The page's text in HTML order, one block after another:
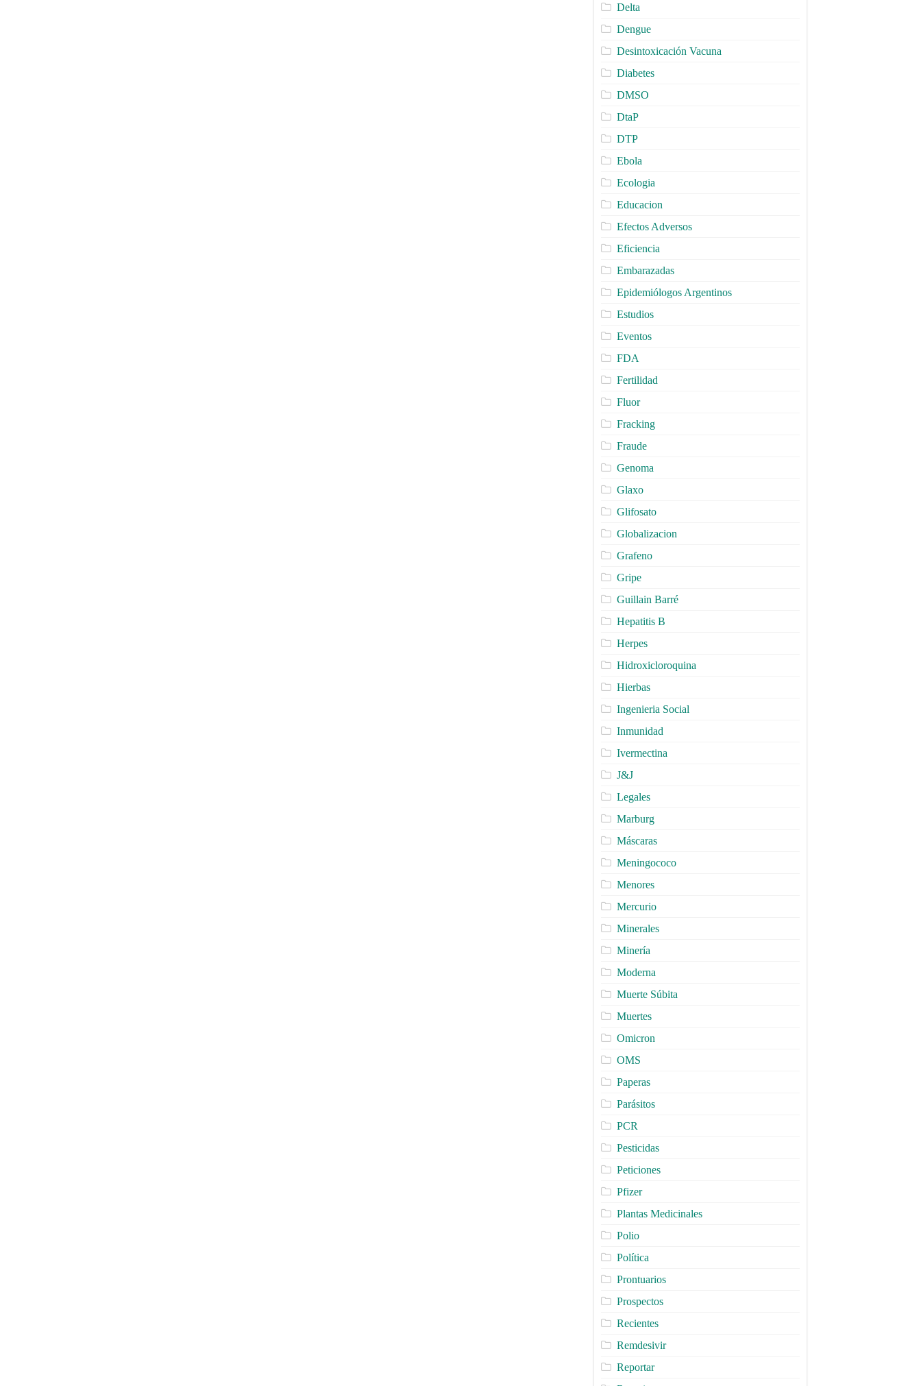
Delta
Dengue
Desintoxicación Vacuna
Diabetes
DMSO
DtaP
DTP
Ebola
Ecologia
Educacion
Efectos Adversos
Eficiencia
Embarazadas
Epidemiólogos Argentinos
Estudios
Eventos
FDA
Fertilidad
Fluor
Fracking
Fraude
Genoma
Glaxo
Glifosato
Globalizacion
Grafeno
Gripe
Guillain Barré
Hepatitis B
Herpes
Hidroxicloroquina
Hierbas
Ingenieria Social
Inmunidad
Ivermectina
J&J
Legales
Marburg
Máscaras
Meningococo
Menores
Mercurio
Minerales
Minería
Moderna
Muerte Súbita
Muertes
Omicron
OMS
Paperas
Parásitos
PCR
Pesticidas
Peticiones
Pfizer
Plantas Medicinales
Polio
Política
Prontuarios
Prospectos
Recientes
Remdesivir
Reportar